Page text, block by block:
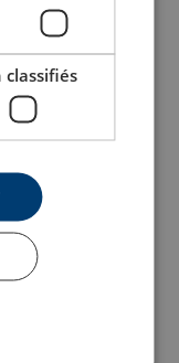
Grip
EUREKA
classifiés